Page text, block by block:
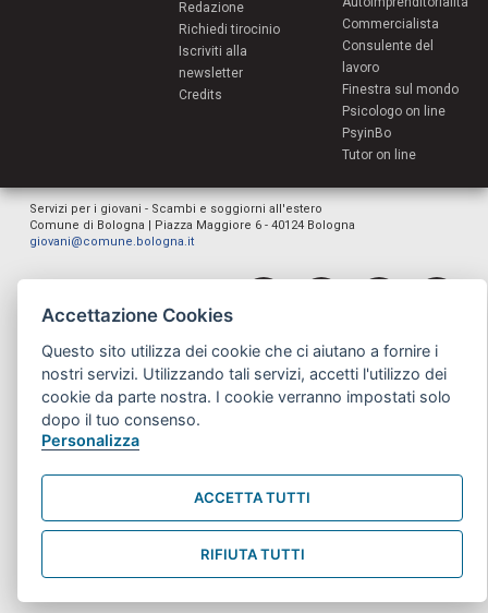
Redazione
Richiedi tirocinio
Iscriviti alla
newsletter
Credits
Commercialista
Consulente del
lavoro
Finestra sul mondo
Psicologo on line
PsyinBo
Tutor on line
Servizi per i giovani - Scambi e soggiorni all'estero
Comune di Bologna | Piazza Maggiore 6 - 40124 Bologna
giovani@comune.bologna.it
Accettazione Cookies
Questo sito utilizza dei cookie che ci aiutano a fornire i
nostri servizi. Utilizzando tali servizi, accetti l'utilizzo dei
cookie da parte nostra. I cookie verranno impostati solo
dopo il tuo consenso.
Personalizza
ACCETTA TUTTI
RIFIUTA TUTTI